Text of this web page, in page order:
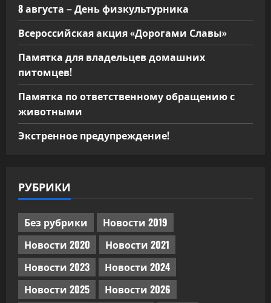
8 августа – День физкультурника
Всероссийская акция «Дорогами Славы»
Памятка для владельцев домашних
питомцев!
Памятка по ответственному обращению с
животными
Экстренное предупреждение!
РУБРИКИ
Без рубрики
Новости 2019
Новости 2020
Новости 2021
Новости 2023
Новости 2024
Новости 2025
Новости 2026